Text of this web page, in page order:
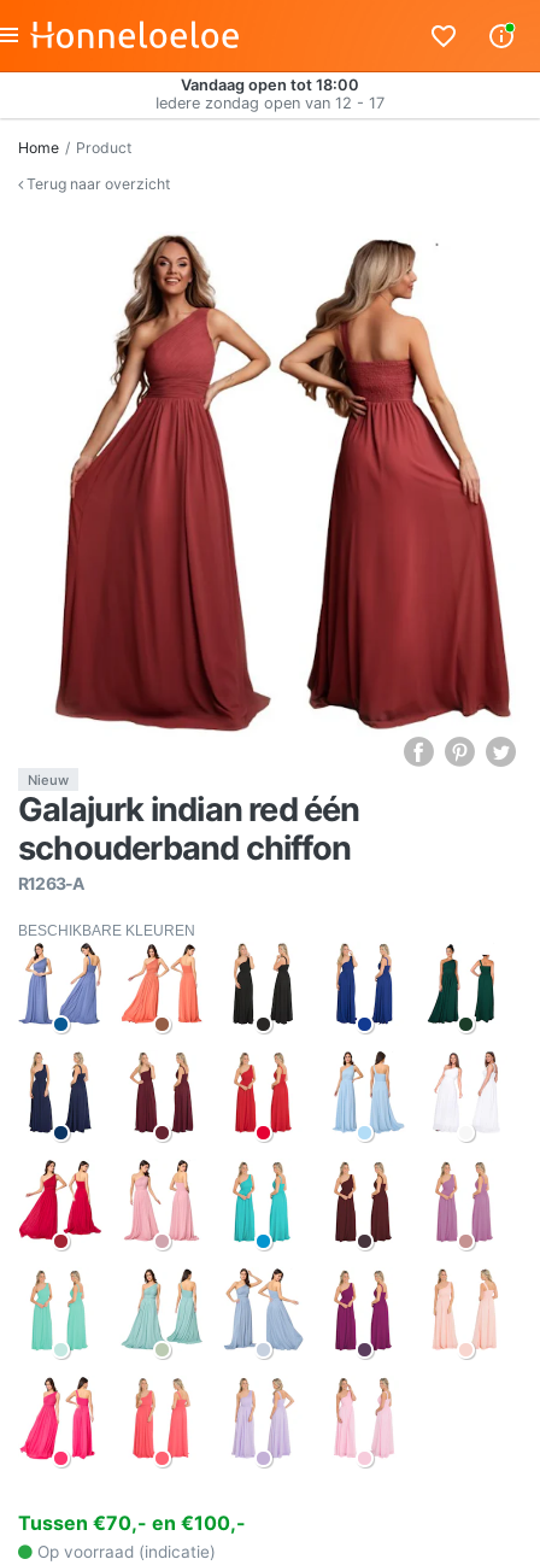
Vandaag open tot 18:00
Iedere zondag open van 12 - 17
Home
Product
Terug naar overzicht
Nieuw
Galajurk indian red één
schouderband chiffon
R1263-A
BESCHIKBARE KLEUREN
Tussen €70,- en €100,-
Op voorraad (indicatie)